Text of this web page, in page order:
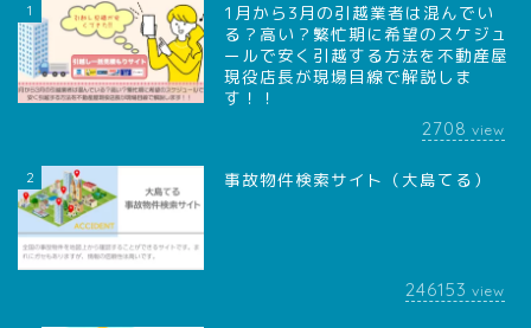
1
1月から3月の引越業者は混んでい
る？高い？繁忙期に希望のスケジュ
ールで安く引越する方法を不動産屋
現役店長が現場目線で解説しま
す！！
2708 view
2 事故物件検索サイト（大島てる）
246153 view